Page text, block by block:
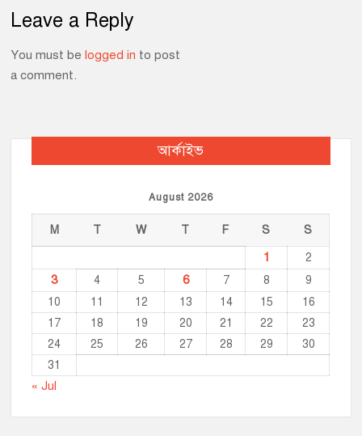
Leave a Reply
You must be logged in to post
a comment.
আর্কাইভ
August 2026
M T W T F S S
1 2
3 4 5 6 7 8
9
10
11 12 13 14 15
16
17
18 19 20 21 22
23
24
25 26 27 28 29
30
31
« Jul